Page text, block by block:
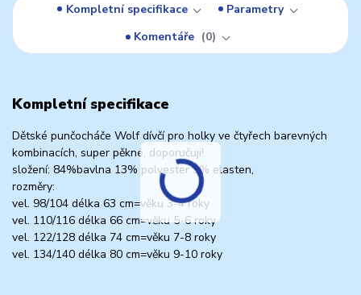
Kompletní specifikace
Parametry
Komentáře
0
Kompletní specifikace
Dětské punčocháče Wolf dívčí pro holky ve čtyřech barevných
kombinacích, super pěkné, doporučuji!
složení: 84%bavlna 13% polyester 3% elasten,
rozměry:
vel. 98/104 délka 63 cm=věku 3-4 roky
vel. 110/116 délka 66 cm=věku 5-6 roky
vel. 122/128 délka 74 cm=věku 7-8 roky
vel. 134/140 délka 80 cm=věku 9-10 roky